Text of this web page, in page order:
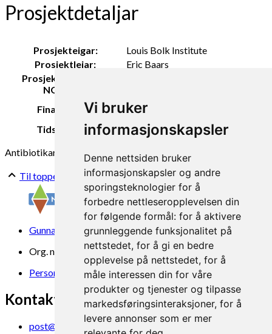
Vi bruker
informasjonskapsler
Denne nettsiden bruker
informasjonskapsler og andre
sporingsteknologier for å
forbedre nettleseropplevelsen din
for følgende formål: for å aktivere
grunnleggende funksjonalitet på
nettstedet, for å gi en bedre
opplevelse på nettstedet, for å
måle interessen din for våre
produkter og tjenester og tilpasse
markedsføringsinteraksjoner, for å
levere annonser som er mer
Prosjektdetaljar
Prosjekteigar:
Louis Bolk Institute
Prosjektleiar:
Eric Baars
Prosjektdeltakarar
NORSØK:
Finansiering:
JPMIAR Network Plus Call 2020
(EU)
Tidsperiode:
2021 - 2022
Antibiotikaresistens Alternativ antibiotika
Til toppen
Gunnars veg 6, 6630 Tingvoll
Org. nr. 969 840 383
Personvern
Kontakt oss
post@norsok.no